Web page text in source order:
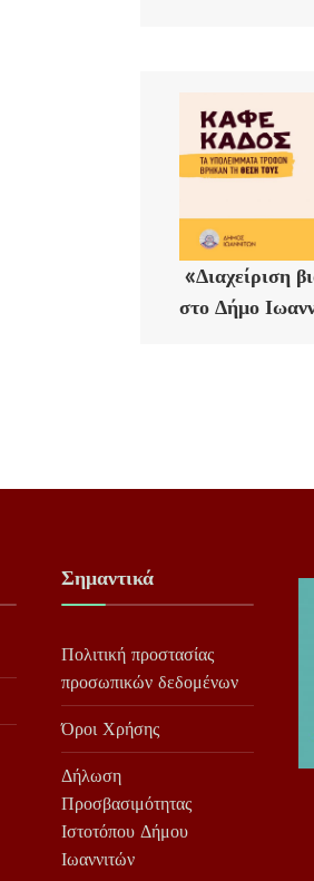
«Διαχείριση
στο Δήμο
Σημαντικά
Πολιτική προστασίας
προσωπικών δεδομένων
Όροι Χρήσης
Δήλωση
Προσβασιμότητας
Ιστοτόπου Δήμου
Ιωαννιτών